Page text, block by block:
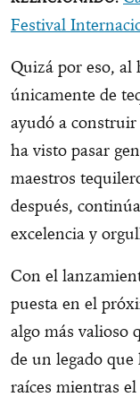
Festival
Quizá por eso, al
únicamente de
ayudó a
ha visto pasar
maestros
después,
excelencia y
Con el
puesta en el
algo más valioso
de un legado
raíces mientras